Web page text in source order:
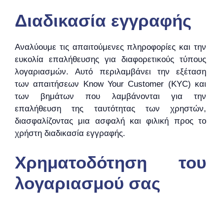
Διαδικασία εγγραφής
Αναλύουμε τις απαιτούμενες πληροφορίες και την
ευκολία επαλήθευσης για διαφορετικούς τύπους
λογαριασμών. Αυτό περιλαμβάνει την εξέταση
των απαιτήσεων Know Your Customer (KYC) και
των βημάτων που λαμβάνονται για την
επαλήθευση της ταυτότητας των χρηστών,
διασφαλίζοντας μια ασφαλή και φιλική προς το
χρήστη διαδικασία εγγραφής.
Χρηματοδότηση του
λογαριασμού σας